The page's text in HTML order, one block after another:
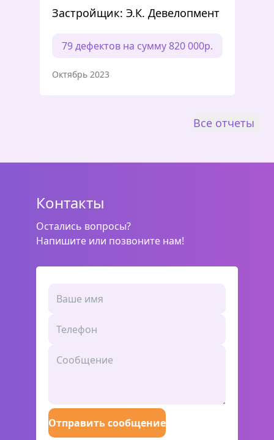
Застройщик: Э.К. Девелопмент
79 дефектов на сумму 820 000р.
Октябрь 2023
Все отчеты
Контакты
Остались вопросы?
Напишите или позвоните нам!
Отправить сообщение